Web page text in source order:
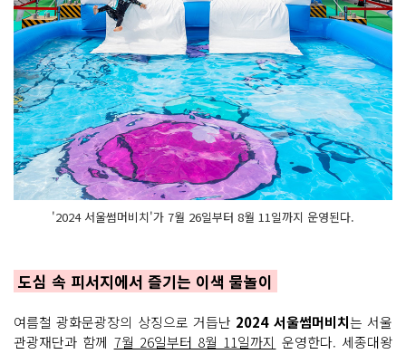
'2024 서울썸머비치'가 7월 26일부터 8월 11일까지 운영된다.
도심 속 피서지에서 즐기는 이색 물놀이
여름철 광화문광장의 상징으로 거듭난 2024 서울썸머비치는 서울
관광재단과 함께 7월 26일부터 8월 11일까지 운영한다. 세종대왕